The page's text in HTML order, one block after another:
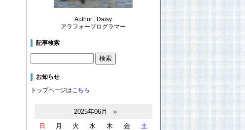
Author : Daisy
アラフォープログラマー
記事検索
お知らせ
トップページはこちら
2025年06月
»
日
月 火 水 木 金
土